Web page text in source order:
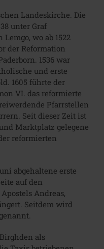
Landeskirche. Die
unter Graf
wo ab 1522
der Reformation
1536 war
und erste
1605 führte der
VI. das reformierte
Pfarrstellen
Seit dieser Zeit ist
Marktplatz gelegene
reformierten
abgehaltene erste
auf den
Andreas,
Seitdem wird
als